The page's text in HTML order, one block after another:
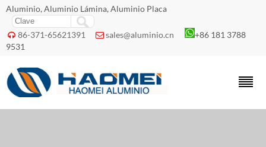
Aluminio, Aluminio Lámina, Aluminio Placa
 86-371-65621391  sales@aluminio.cn
+86 181 3788
9531